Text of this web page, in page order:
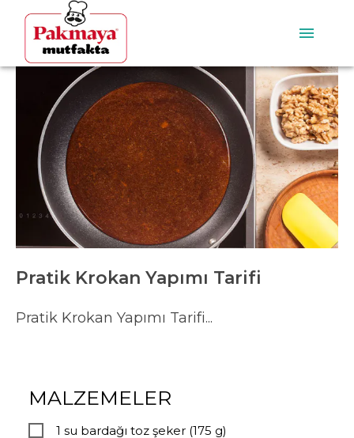
Pratik Krokan Yapımı Tarifi
Pratik Krokan Yapımı Tarifi...
MALZEMELER
1 su bardağı toz şeker (175 g)